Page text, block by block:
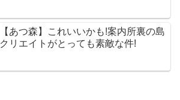
【あつ森】これいいかも!案内所裏の島
クリエイトがとっても素敵な件!